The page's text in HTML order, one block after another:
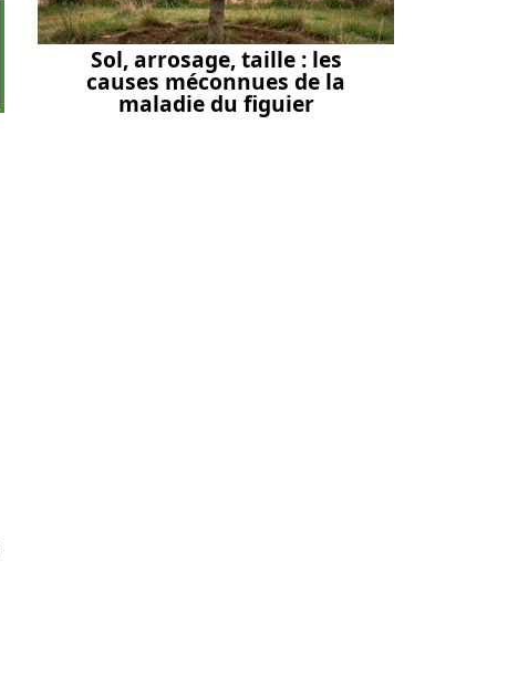
Sol, arrosage, taille : les
causes méconnues de la
maladie du figuier